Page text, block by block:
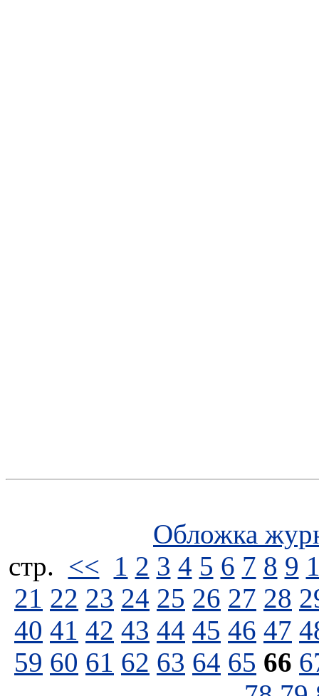
Обложка
стp. << 1 2 3 4 5 6 7 8 9
21 22 23 24 25 26 27 28
40 41 42 43 44 45 46 47
59 60 61 62 63 64 65 66